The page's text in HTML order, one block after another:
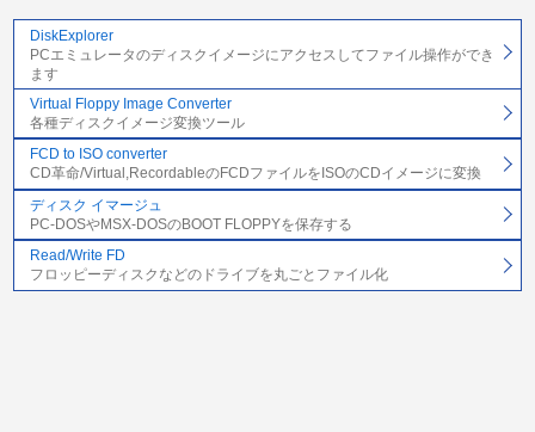
DiskExplorer
PCエミュレータのディスクイメージにアクセスしてファイル操作ができ
ます
Virtual Floppy Image Converter
各種ディスクイメージ変換ツール
FCD to ISO converter
CD革命/Virtual,RecordableのFCDファイルをISOのCDイメージに変換
ディスク イマージュ
PC-DOSやMSX-DOSのBOOT FLOPPYを保存する
Read/Write FD
フロッピーディスクなどのドライブを丸ごとファイル化